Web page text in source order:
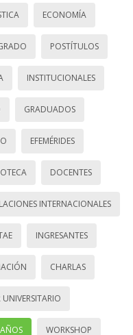
ECONOMÍA
POSTÍTULOS
INSTITUCIONALES
GRADUADOS
EFEMÉRIDES
DOCENTES
INTERNACIONALES
INGRESANTES
CHARLAS
UNIVERSITARIO
WORKSHOP